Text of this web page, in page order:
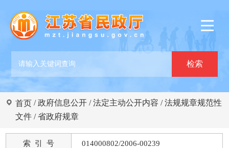
首页 /政府信息公开 /法定主动公开内容 /法规规章规范性
文件 /省政府规章
索 引 号 014000802/2006-00239